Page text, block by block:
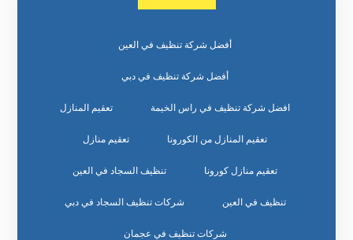
أفضل شركة تنظيف في العين
أفضل شركة تنظيف في دبي
افضل شركة تنظيف في راس الخيمة تعقيم المنازل
تعقيم المنازل من الكورونا تعقيم منازل
تعقيم منازل كورونا تنظيف السجاد في العين
تنظيف في العين شركات تنظيف السجاد في دبي
شركات تنظيف في عجمان